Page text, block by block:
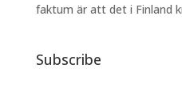
faktum är att det i Finland
Subscribe